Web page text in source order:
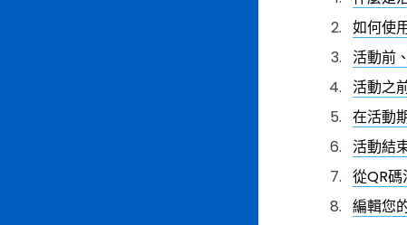
如何使
活動前
活動之
在活動
活動結
從QR
編輯您